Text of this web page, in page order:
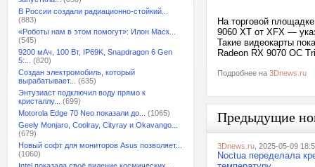
В России создали радиационно-стойкий...
(883)
«Роботы нам в этом помогут»: Илон Маск...
(545)
9200 мАч, 100 Вт, IP69K, Snapdragon 6 Gen
5:...
(820)
Создан электромобиль, который
вырабатывает...
(635)
Энтузиаст подключил воду прямо к
кристаллу...
(699)
Motorola Edge 70 Neo показали до...
(1065)
Geely Monjaro, Coolray, Cityray и Okavango...
(679)
Новый софт для мониторов Asus позволяет...
(1060)
На торговой
9060 XT от XFX —
Такие видеокарты
Radeon RX 9070 OC
Подробнее на 3Dnews.ru
Предыдущие
3Dnews.ru , 2025-05-09
Noctua переделала